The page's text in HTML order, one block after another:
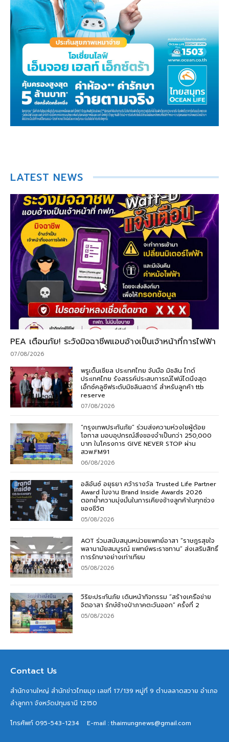
LATEST NEWS
PEA เตือนภัย! ระวังมิจฉาชีพแอบอ้างเป็นเจ้าหน้าที่การไฟฟ้า
07/08/2026
พรูเด็นเชียล ประเทศไทย จับมือ มิชลิน ไกด์
ประเทศไทย รังสรรค์ประสบการณ์ไฟน์ไดนิ่งสุด
เอ็กซ์คลูซีฟระดับมิชลินสตาร์ สำหรับลูกค้า ttb
reserve
07/08/2026
“กรุงเทพประกันภัย” ร่วมส่งความห่วงใยผู้ด้อย
โอกาส มอบอุปกรณ์สิ่งของจำเป็นกว่า 250,000
บาท ในโครงการ GIVE NEVER STOP ผ่าน
สวพ.FM91
06/08/2026
อลิอันซ์ อยุธยา คว้ารางวัล Trusted Life Partner
Award ในงาน Brand Inside Awards 2026
ตอกย้ำความมุ่งมั่นในการเคียงข้างลูกค้าในทุกช่วง
ของชีวิต
05/08/2026
AOT ร่วมสนับสนุนหน่วยแพทย์อาสา “ราษฎรสุขใจ
พลานามัยสมบูรณ์ แพทย์พระราชทาน” ส่งเสริมสิทธิ์
การรักษาอย่างเท่าเทียม
05/08/2026
วิริยะประกันภัย เดินหน้ากิจกรรม “สร้างเครือข่าย
จิตอาสา รักษ์ช้างป่าภาคตะวันออก” ครั้งที่ 2
05/08/2026
Contact Us
สำนักงานใหญ่ สำนักข่าวไทยมุง เลขที่ 17/139 หมู่ที่ 9 ตำบลลาดสวาย อำเภอ
ลำลูกกา จังหวัดปทุมธานี 12150
โทรศัพท์ 095-543-1234 E-mail : thaimungnews@gmail.com